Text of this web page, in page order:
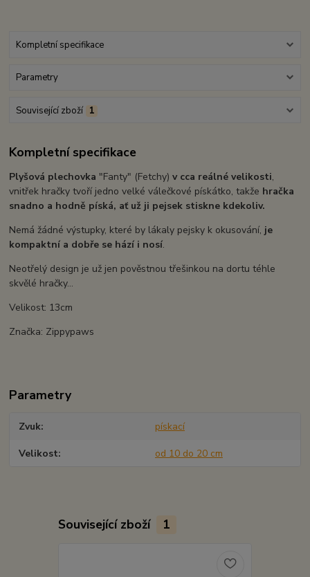
Kompletní specifikace
Parametry
Související zboží 1
Kompletní specifikace
Plyšová plechovka "Fanty" (Fetchy)v cca reálné velikosti,
vnitřek hračky tvoří jedno velké válečkové pískátko, takže hračka
snadno a hodně píská, ať už ji pejsek stiskne kdekoliv.
Nemá žádné výstupky, které by lákaly pejsky k okusování, je
kompaktní a dobře se hází i nosí.
Neotřelý design je už jen pověstnou třešinkou na dortu téhle
skvělé hračky...
Velikost: 13cm
Značka: Zippypaws
Parametry
Zvuk pískací
Velikost od 10 do 20 cm
Související zboží 1